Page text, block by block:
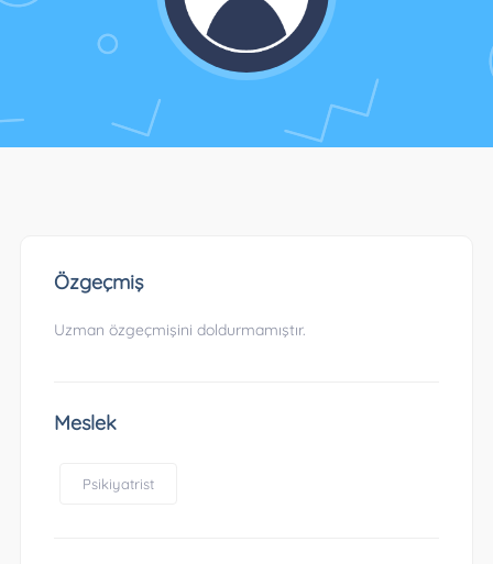
Özgeçmiş
Uzman özgeçmişini doldurmamıştır.
Meslek
Psikiyatrist